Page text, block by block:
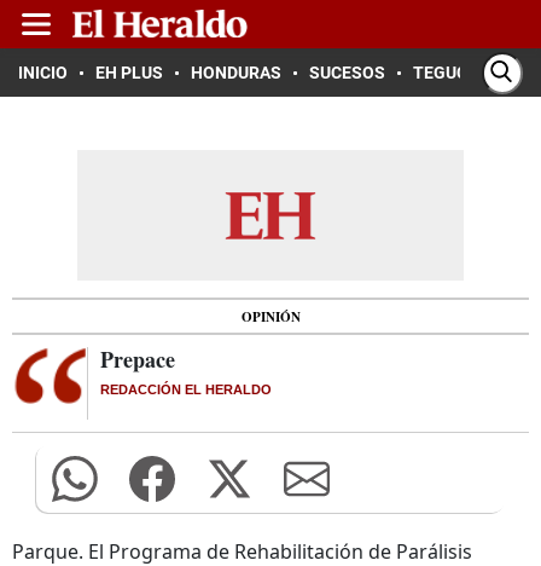
INICIO EH PLUS HONDURAS SUCESOS TEGUCIGALPA
OPINIÓN
Prepace
REDACCIÓN EL HERALDO
Parque. El Programa de Rehabilitación de Parálisis